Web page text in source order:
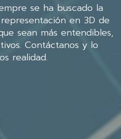
se ha buscado la
en 3D de
sean más entendibles,
Contáctanos y lo
realidad.